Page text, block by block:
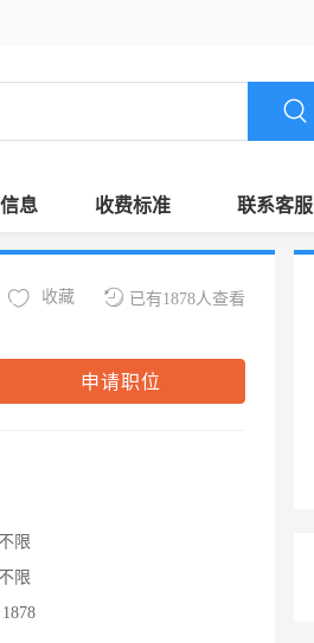
息 收费标准 联系客服
已有1878人查看
收藏
申请职位
不限
不限
1878